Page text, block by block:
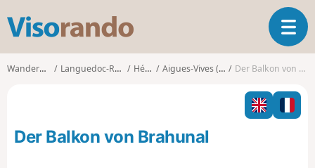
s
o
o
T
o
l
n
Wanderungen Languedoc-Roussillon Hérault Aigues-Vives (Hérault) Der Balkon von Brahunal
Der Balkon von Brahunal